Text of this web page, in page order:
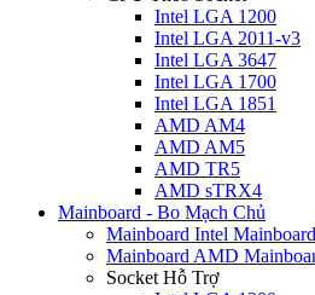
Intel LGA 1200
Intel LGA 2011-v3
Intel LGA 3647
Intel LGA 1700
Intel LGA 1851
AMD AM4
AMD AM5
AMD TR5
AMD sTRX4
Mainboard - Bo Mạch Chủ
Mainboard Intel
Mainboard AMD
Socket Hỗ Trợ